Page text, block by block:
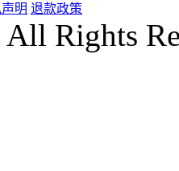
明 退款政策
Rights